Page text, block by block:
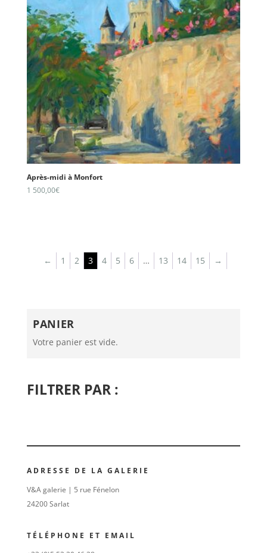
Après-midi à Monfort
1 500,00€
← 1 2 3 4 5 6 … 13 14 15 →
PANIER
Votre panier est vide.
FILTRER PAR :
ADRESSE DE LA GALERIE
V&A galerie | 5 rue Fénelon
24200 Sarlat
TÉLÉPHONE ET EMAIL